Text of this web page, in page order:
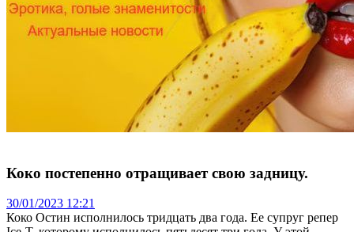
Коко постепенно отращивает свою задницу.
30/01/2023 12:21
Коко Остин исполнилось тридцать два года. Ее супруг репер